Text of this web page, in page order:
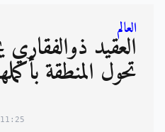
العالم
العقید
تحول المنطقة
11:25